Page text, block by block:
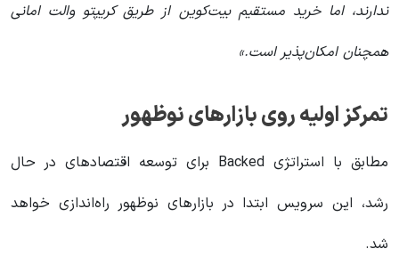
ندارند، اما خرید مستقیم بیت‌کوین از طریق کریپتو والت امانی
همچنان امکان‌پذیر است.»
تمرکز اولیه روی بازارهای نوظهور
مطابق با استراتژی Backed برای توسعه اقتصادهای در حال
رشد، این سرویس ابتدا در بازارهای نوظهور راه‌اندازی خواهد
شد.